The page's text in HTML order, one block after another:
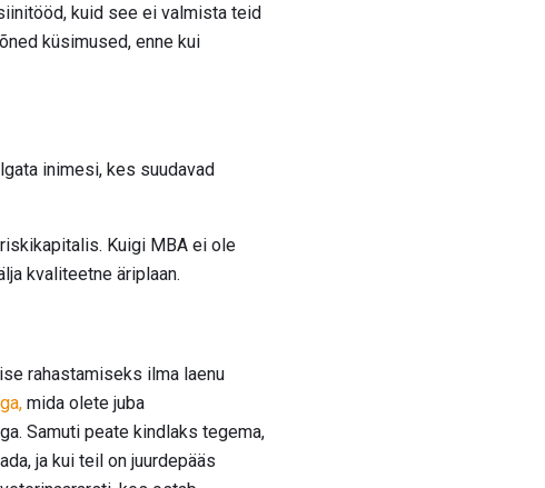
kuid see ei valmista teid
küsimused, enne kui
inimesi, kes suudavad
Kuigi MBA ei ole
kvaliteetne äriplaan.
rahastamiseks ilma laenu
mida olete juba
Samuti peate kindlaks tegema,
ja kui teil on juurdepääs